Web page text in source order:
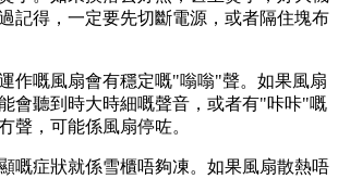
記得，一定要先切斷電源，或者隔住塊布
作嘅風扇會有穩定嘅"嗡嗡"聲。如果風扇
會聽到時大時細嘅聲音，或者有"咔咔"嘅
聲，可能係風扇停咗。
顯嘅症狀就係雪櫃唔夠凍。如果風扇散熱唔